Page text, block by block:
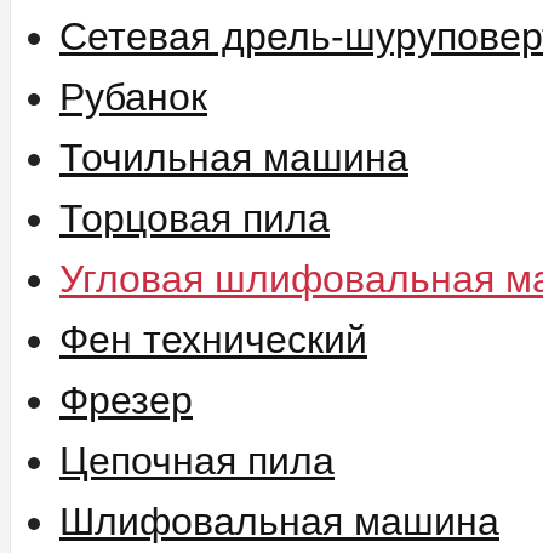
Сетевая дрель-
Рубанок
Точильная машина
Торцовая пила
Угловая шлифовальная
Фен технический
Фрезер
Цепочная пила
Шлифовальная машина